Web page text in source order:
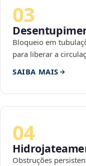
03
Bloqueio em
para liberar a
SAIBA MAIS
04
Obstruções